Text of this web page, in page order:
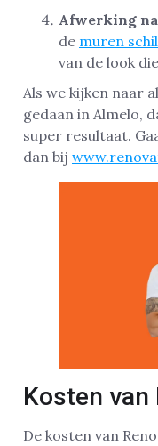
Afwerking
de muren
van de look
Als we kijken naar
gedaan in Almelo,
super resultaat.
dan bij
Kosten
De kosten van